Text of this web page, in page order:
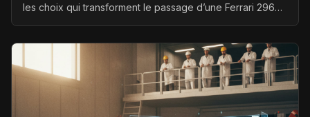
les choix qui transforment le passage d’une Ferrari 296